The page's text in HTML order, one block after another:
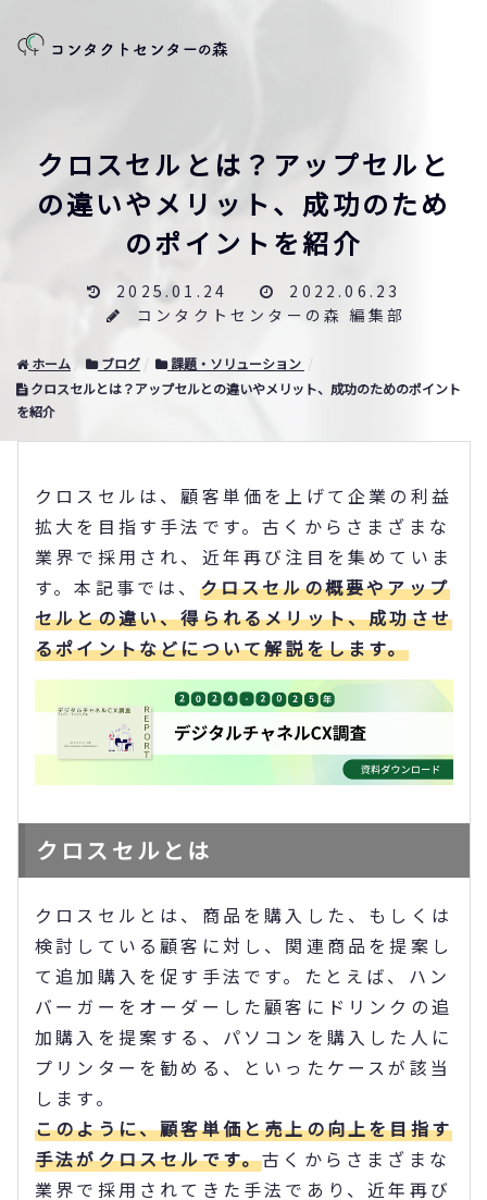
クロスセルとは？アップセルと
の違いやメリット、成功のため
のポイントを紹介
2025.01.24
2022.06.23
コンタクトセンターの森 編集部
ホーム ブログ
課題・ソリューション
クロスセルとは？アップセルとの違いやメリット、成功のためのポイント
を紹介
クロスセルは、顧客単価を上げて企業の利益
拡大を目指す手法です。古くからさまざまな
業界で採用され、近年再び注目を集めていま
す。本記事では、 クロスセルの概要やアップ
セルとの違い、得られるメリット、成功させ
るポイントなどについて解説をします。
クロスセルとは
クロスセルとは、商品を購入した、もしくは
検討している顧客に対し、関連商品を提案し
て追加購入を促す手法です。たとえば、ハン
バーガーをオーダーした顧客にドリンクの追
加購入を提案する、パソコンを購入した人に
プリンターを勧める、といったケースが該当
します。
このように、顧客単価と売上の向上を目指す
手法がクロスセルです。古くからさまざまな
業界で採用されてきた手法であり、近年再び